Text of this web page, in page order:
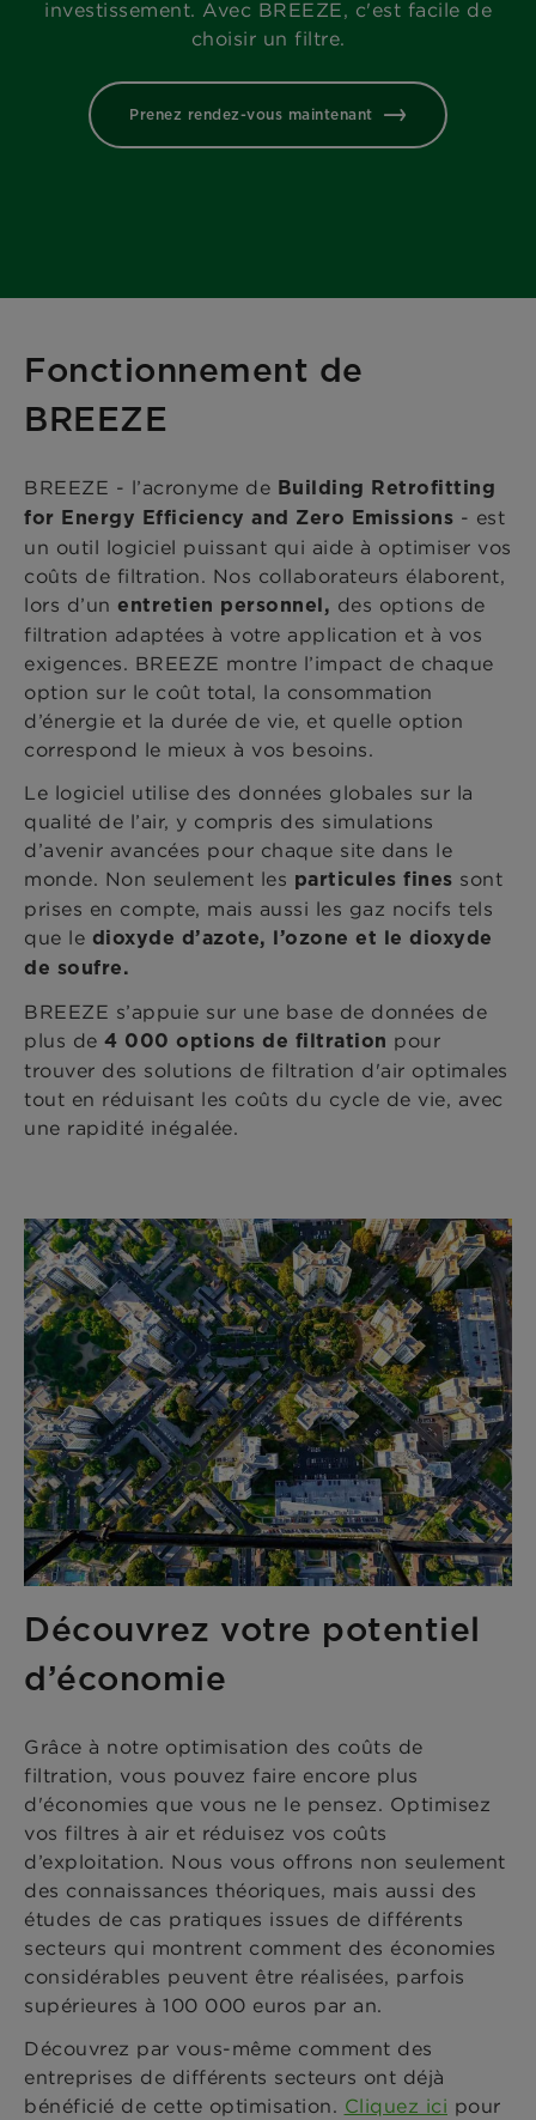
investissement. Avec BREEZE, c'est facile de
choisir un filtre.
Prenez rendez-vous maintenant
Fonctionnement de
BREEZE
BREEZE - l’acronyme de Building Retrofitting
for Energy Efficiency and Zero Emissions - est
un outil logiciel puissant qui aide à optimiser vos
coûts de filtration. Nos collaborateurs élaborent,
lors d’un entretien personnel, des options de
filtration adaptées à votre application et à vos
exigences. BREEZE montre l’impact de chaque
option sur le coût total, la consommation
d’énergie et la durée de vie, et quelle option
correspond le mieux à vos besoins.
Le logiciel utilise des données globales sur la
qualité de l’air, y compris des simulations
d’avenir avancées pour chaque site dans le
monde. Non seulement les particules fines sont
prises en compte, mais aussi les gaz nocifs tels
que le dioxyde d’azote, l’ozone et le dioxyde
de soufre.
BREEZE s’appuie sur une base de données de
plus de 4 000 options de filtration pour
trouver des solutions de filtration d'air optimales
tout en réduisant les coûts du cycle de vie, avec
une rapidité inégalée.
Découvrez votre potentiel
d’économie
Grâce à notre optimisation des coûts de
filtration, vous pouvez faire encore plus
d'économies que vous ne le pensez. Optimisez
vos filtres à air et réduisez vos coûts
d’exploitation. Nous vous offrons non seulement
des connaissances théoriques, mais aussi des
études de cas pratiques issues de différents
secteurs qui montrent comment des économies
considérables peuvent être réalisées, parfois
supérieures à 100 000 euros par an.
Découvrez par vous-même comment des
entreprises de différents secteurs ont déjà
bénéficié de cette optimisation. Cliquez ici pour